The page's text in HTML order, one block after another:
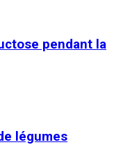
pendant la
légumes